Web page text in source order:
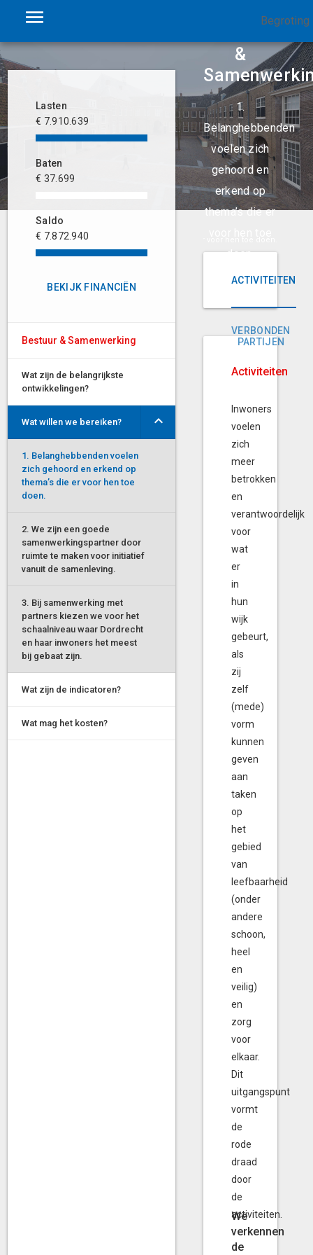
Begroting
Lasten
€ 7.910.639
Baten
€ 37.699
Saldo
€ 7.872.940
BEKIJK FINANCIËN
Bestuur & Samenwerking
Wat zijn de belangrijkste
ontwikkelingen?
Wat willen we bereiken?
1. Belanghebbenden voelen
zich gehoord en erkend op
thema’s die er voor hen toe
doen.
2. We zijn een goede
samenwerkingspartner door
ruimte te maken voor initiatief
vanuit de samenleving.
3. Bij samenwerking met
partners kiezen we voor het
schaalniveau waar Dordrecht
en haar inwoners het meest
bij gebaat zijn.
Wat zijn de indicatoren?
Wat mag het kosten?
&
1.
Belanghebbenden
voelen zich
gehoord en
erkend op
thema’s die er
doen.
voelen zich gehoord en erkend op thema’s die er voor hen toe doen.
ACTIVITEITEN
VERBONDEN
PARTIJEN
Activiteiten
Inwoners
voelen
zich
meer
betrokken
en
verantwoordelijk
voor
wat
er
in
hun
wijk
gebeurt,
als
zij
zelf
(mede)
vorm
kunnen
geven
aan
taken
op
het
gebied
van
leefbaarheid
(onder
andere
schoon,
heel
en
veilig)
en
zorg
voor
elkaar.
Dit
uitgangspunt
vormt
de
rode
draad
door
de
activiteiten.
We
verkennen
de